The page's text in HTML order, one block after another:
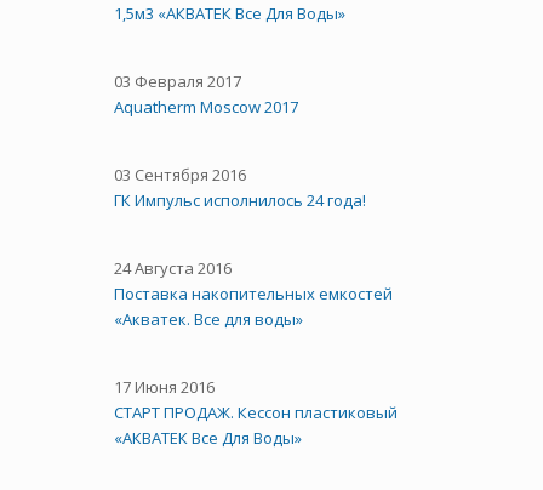
1,5м3 «АКВАТЕК Все Для Воды»
03 Февраля 2017
Aquatherm Moscow 2017
03 Сентября 2016
ГК Импульс исполнилось 24 года!
24 Августа 2016
Поставка накопительных емкостей
«Акватек. Все для воды»
17 Июня 2016
СТАРТ ПРОДАЖ. Кессон пластиковый
«АКВАТЕК Все Для Воды»